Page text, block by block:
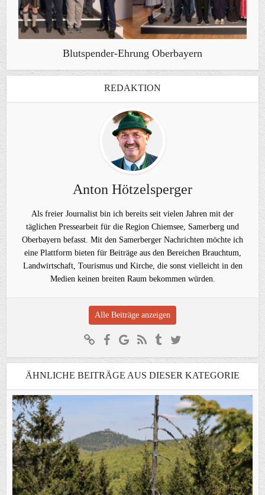
Blutspender-Ehrung Oberbayern
REDAKTION
Anton Hötzelsperger
Als freier Journalist bin ich bereits seit vielen Jahren mit der
täglichen Pressearbeit für die Region Chiemsee, Samerberg und
Oberbayern befasst. Mit den Samerberger Nachrichten möchte ich
eine Plattform bieten für Beiträge aus den Bereichen Brauchtum,
Landwirtschaft, Tourismus und Kirche, die sonst vielleicht in den
Medien keinen breiten Raum bekommen würden.
Alle Beiträge anzeigen
ÄHNLICHE BEITRÄGE AUS DIESER KATEGORIE